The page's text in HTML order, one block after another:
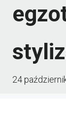
24